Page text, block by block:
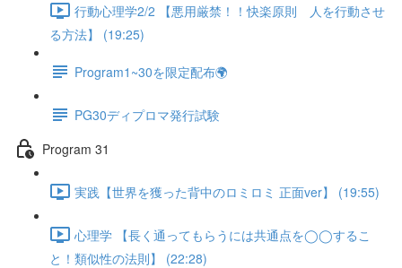
行動心理学2/2 【悪用厳禁！！快楽原則 人を行動させ
る方法】 (19:25)
Program1~30を限定配布🌍
PG30ディプロマ発行試験
Program 31
実践【世界を獲った背中のロミロミ 正面ver】 (19:55)
心理学 【長く通ってもらうには共通点を◯◯するこ
と！類似性の法則】 (22:28)